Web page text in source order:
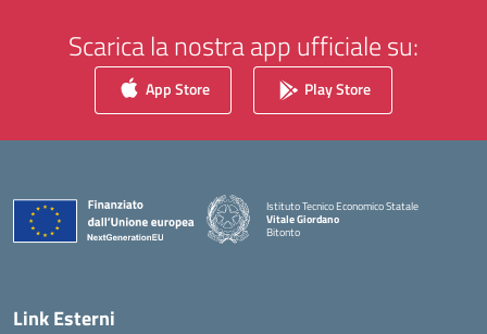
Scarica la nostra app ufficiale su:
App Store Play Store
Istituto Tecnico Economico Statale
Vitale Giordano
Bitonto
Link Esterni